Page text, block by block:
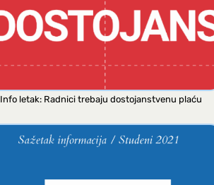
Info letak: Radnici trebaju dostojanstvenu plaću